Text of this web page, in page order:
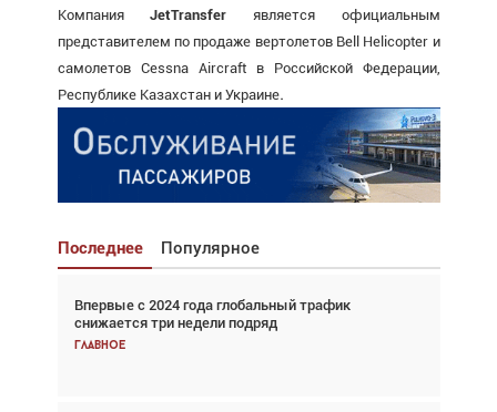
КомпанияJetTransfer является официальным
представителем по продаже вертолетов Bell Helicopter и
самолетов Cessna Aircraft в Российской Федерации,
Республике Казахстан и Украине.
Последнее Популярное
Впервые с 2024 года глобальный трафик
снижается три недели подряд
Главное
Взгляд с высоты: тандем вертолётов и БПЛА в
спасательных операциях
Главное